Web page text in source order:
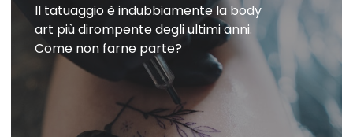
Il tatuaggio è indubbiamente la body
art più dirompente degli ultimi anni.
Come non farne parte?